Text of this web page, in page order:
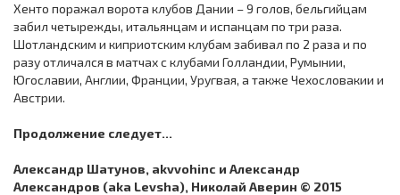
Хенто поражал ворота клубов Дании – 9 голов, бельгийцам
забил четырежды, итальянцам и испанцам по три раза.
Шотландским и киприотским клубам забивал по 2 раза и по
разу отличался в матчах с клубами Голландии, Румынии,
Югославии, Англии, Франции, Уругвая, а также Чехословакии и
Австрии.
Продолжение следует...
Александр Шатунов, akvvohinc и Александр
Александров (aka Levsha), Николай Аверин © 2015